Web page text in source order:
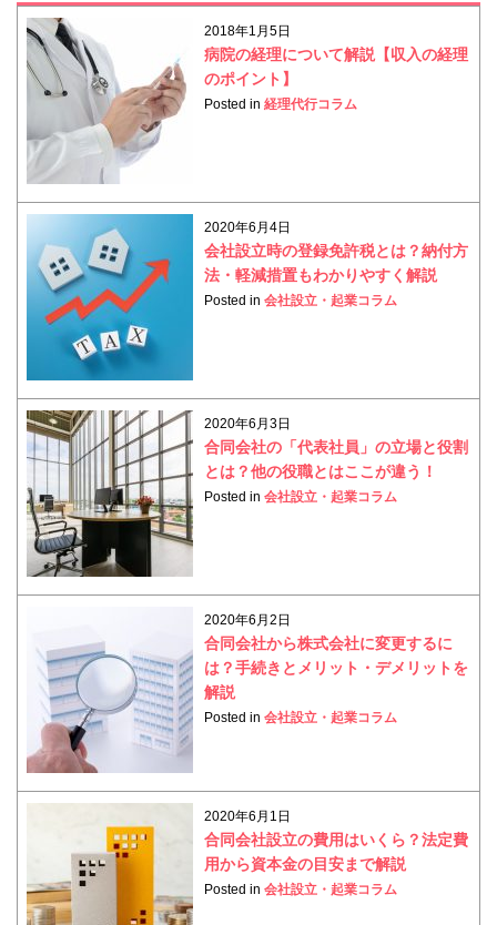
2018年1月5日
病院の経理について解説【収入の経理
のポイント】
Posted in経理代行コラム
2020年6月4日
会社設立時の登録免許税とは？納付方
法・軽減措置もわかりやすく解説
Posted in会社設立・起業コラム
2020年6月3日
合同会社の「代表社員」の立場と役割
とは？他の役職とはここが違う！
Posted in会社設立・起業コラム
2020年6月2日
合同会社から株式会社に変更するに
は？手続きとメリット・デメリットを
解説
Posted in会社設立・起業コラム
2020年6月1日
合同会社設立の費用はいくら？法定費
用から資本金の目安まで解説
Posted in会社設立・起業コラム